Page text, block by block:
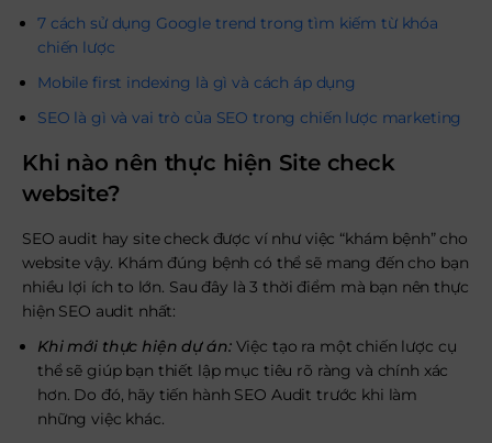
7 cách sử dụng Google trend trong tìm kiếm từ khóa
chiến lược
Mobile first indexing là gì và cách áp dụng
SEO là gì và vai trò của SEO trong chiến lược marketing
Khi nào nên thực hiện Site check
website?
SEO audit hay site check được ví như việc “khám bệnh” cho
website vậy. Khám đúng bệnh có thể sẽ mang đến cho bạn
nhiều lợi ích to lớn. Sau đây là 3 thời điểm mà bạn nên thực
hiện SEO audit nhất:
Khi mới thực hiện dự án:Việc tạo ra một chiến lược cụ
thể sẽ giúp bạn thiết lập mục tiêu rõ ràng và chính xác
hơn. Do đó, hãy tiến hành SEO Audit trước khi làm
những việc khác.